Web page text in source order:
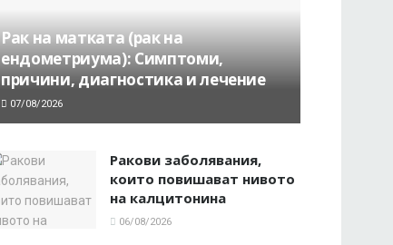
Рак на матката (рак на
ендометриума): Симптоми,
причини, диагностика и лечение
07/08/2026
Ракови заболявания,
които повишават нивото
на калцитонина
06/08/2026